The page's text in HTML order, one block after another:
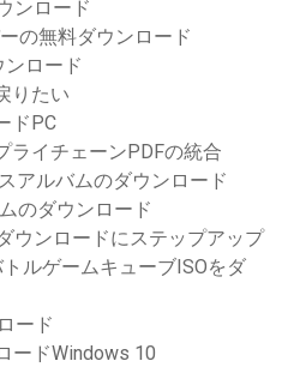
ンロード
の無料ダウンロード
ロード
りたい
ドPC
ライチェーンPDFの統合
アルバムのダウンロード
のダウンロード
ウンロードにステップアップ
ルゲームキューブISOをダ
ード
ードWindows 10